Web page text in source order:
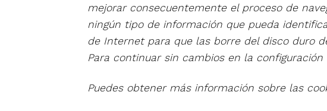
mejorar consecuentemente el proceso de
ningún tipo de información que pueda
de Internet para que las borre del disco duro
Para continuar sin cambios en la
Puedes obtener más información sobre las